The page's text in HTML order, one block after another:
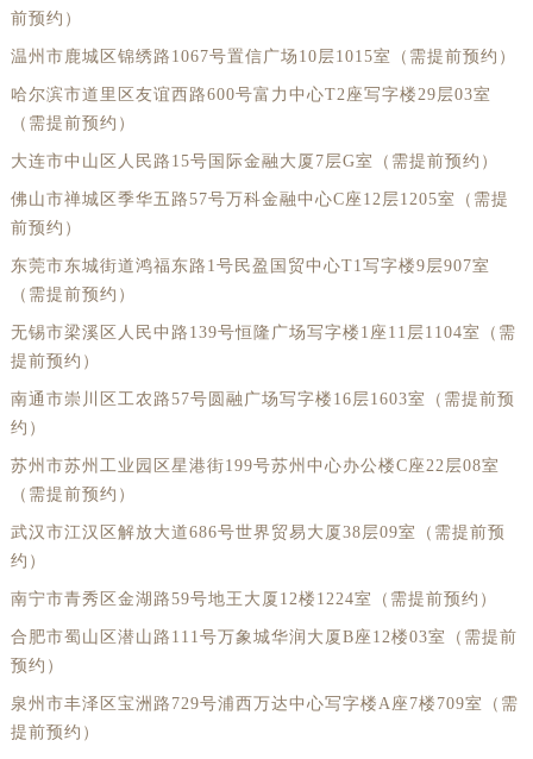
前预约）
温州市鹿城区锦绣路1067号置信广场10层1015室（需提前预约）
哈尔滨市道里区友谊西路600号富力中心T2座写字楼29层03室
（需提前预约）
大连市中山区人民路15号国际金融大厦7层G室（需提前预约）
佛山市禅城区季华五路57号万科金融中心C座12层1205室（需提
前预约）
东莞市东城街道鸿福东路1号民盈国贸中心T1写字楼9层907室
（需提前预约）
无锡市梁溪区人民中路139号恒隆广场写字楼1座11层1104室（需
提前预约）
南通市崇川区工农路57号圆融广场写字楼16层1603室（需提前预
约）
苏州市苏州工业园区星港街199号苏州中心办公楼C座22层08室
（需提前预约）
武汉市江汉区解放大道686号世界贸易大厦38层09室（需提前预
约）
南宁市青秀区金湖路59号地王大厦12楼1224室（需提前预约）
合肥市蜀山区潜山路111号万象城华润大厦B座12楼03室（需提前
预约）
泉州市丰泽区宝洲路729号浦西万达中心写字楼A座7楼709室（需
提前预约）